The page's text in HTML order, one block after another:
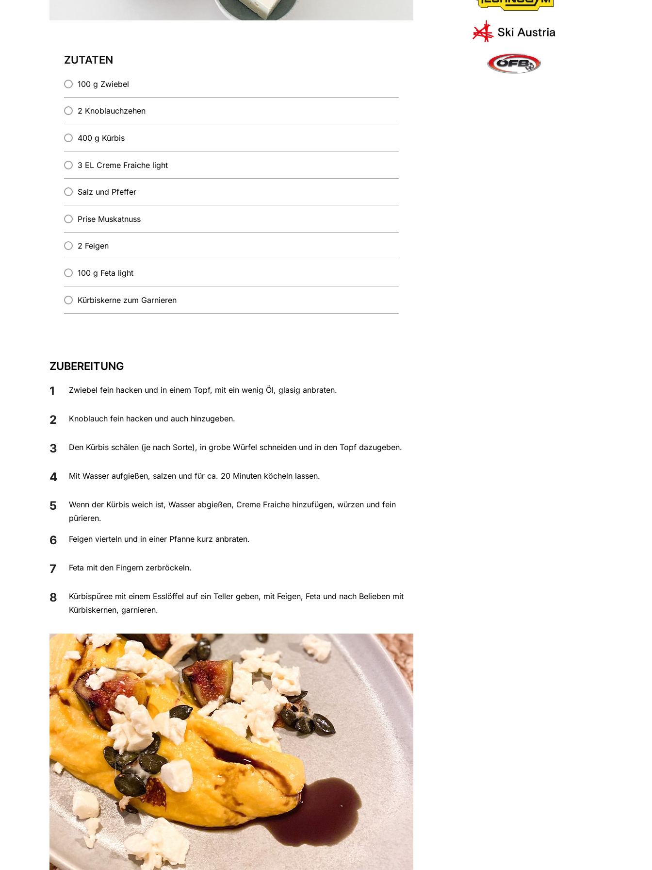
ZUTATEN
100 g Zwiebel
2 Knoblauchzehen
400 g Kürbis
3 EL Creme Fraiche light
Salz und Pfeffer
Prise Muskatnuss
2 Feigen
100 g Feta light
Kürbiskerne zum Garnieren
ZUBEREITUNG
Zwiebel fein hacken und in einem Topf, mit ein wenig Öl, glasig anbraten.
Knoblauch fein hacken und auch hinzugeben.
Den Kürbis schälen (je nach Sorte), in grobe Würfel schneiden und in den Topf dazugeben.
Mit Wasser aufgießen, salzen und für ca. 20 Minuten köcheln lassen.
Wenn der Kürbis weich ist, Wasser abgießen, Creme Fraiche hinzufügen, würzen und fein
pürieren.
Feigen vierteln und in einer Pfanne kurz anbraten.
Feta mit den Fingern zerbröckeln.
Kürbispüree mit einem Esslöffel auf ein Teller geben, mit Feigen, Feta und nach Belieben mit
Kürbiskernen, garnieren.